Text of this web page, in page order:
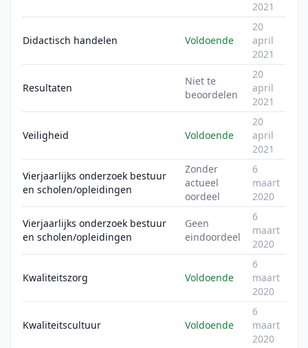
2021
Didactisch handelen Voldoende
20
april
2021
Resultaten
Niet te
beoordelen
20
april
2021
Veiligheid Voldoende
20
april
2021
Vierjaarlijks onderzoek bestuur
en scholen/opleidingen
Zonder
actueel
oordeel
6
maart
2020
Vierjaarlijks onderzoek bestuur
en scholen/opleidingen
Geen
eindoordeel
6
maart
2020
Kwaliteitszorg Voldoende
6
maart
2020
Kwaliteitscultuur Voldoende
6
maart
2020